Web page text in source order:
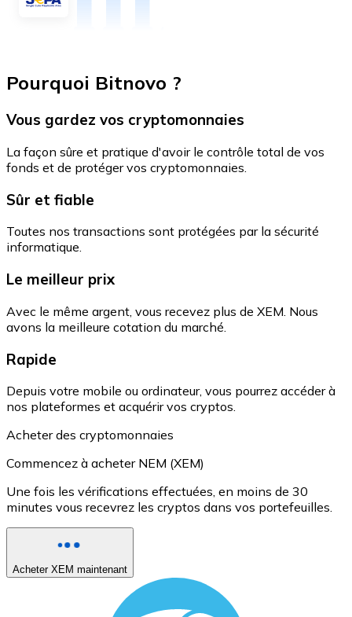
Pourquoi Bitnovo ?
Vous gardez vos cryptomonnaies
La façon sûre et pratique d'avoir le contrôle total de vos
fonds et de protéger vos cryptomonnaies.
Sûr et fiable
Toutes nos transactions sont protégées par la sécurité
informatique.
Le meilleur prix
Avec le même argent, vous recevez plus de XEM. Nous
avons la meilleure cotation du marché.
Rapide
Depuis votre mobile ou ordinateur, vous pourrez accéder à
nos plateformes et acquérir vos cryptos.
Acheter des cryptomonnaies
Commencez à acheter NEM (XEM)
Une fois les vérifications effectuées, en moins de 30
minutes vous recevrez les cryptos dans vos portefeuilles.
Acheter XEM maintenant